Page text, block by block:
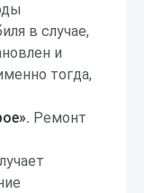
в случае,
и
тогда,
Ремонт